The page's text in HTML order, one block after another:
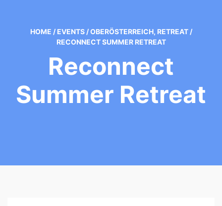
HOME / EVENTS / OBERÖSTERREICH, RETREAT /
RECONNECT SUMMER RETREAT
Reconnect
Summer Retreat